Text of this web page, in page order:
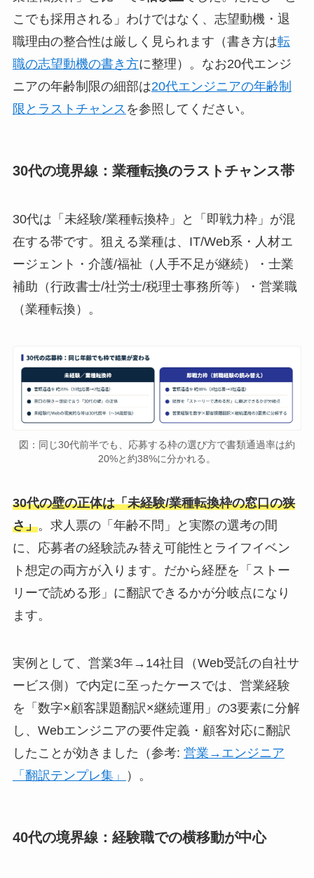
こでも採用される」わけではなく、志望動機・退
職理由の整合性は厳しく見られます（書き方は転
職の志望動機の書き方に整理）。なお20代エンジ
ニアの年齢制限の細部は20代エンジニアの年齢制
限とラストチャンス を参照してください。
30代の境界線：業種転換のラストチャンス帯
30代は「未経験/業種転換枠」と「即戦力枠」が混
在する帯です。狙える業種は、IT/Web系・人材エ
ージェント・介護/福祉（人手不足が継続）・士業
補助（行政書士/社労士/税理士事務所等）・営業職
（業種転換）。
図：同じ30代前半でも、応募する枠の選び方で書類通過率は約
20%と約38%に分かれる。
30代の壁の正体は「未経験/業種転換枠の窓口の狭
さ」。求人票の「年齢不問」と実際の選考の間
に、応募者の経験読み替え可能性とライフイベン
ト想定の両方が入ります。だから経歴を「ストー
リーで読める形」に翻訳できるかが分岐点になり
ます。
実例として、営業3年→14社目（Web受託の自社サ
ービス側）で内定に至ったケースでは、営業経験
を「数字×顧客課題翻訳×継続運用」の3要素に分解
し、Webエンジニアの要件定義・顧客対応に翻訳
したことが効きました（参考: 営業→エンジニア
「翻訳テンプレ集」
）。
40代の境界線：経験職での横移動が中心